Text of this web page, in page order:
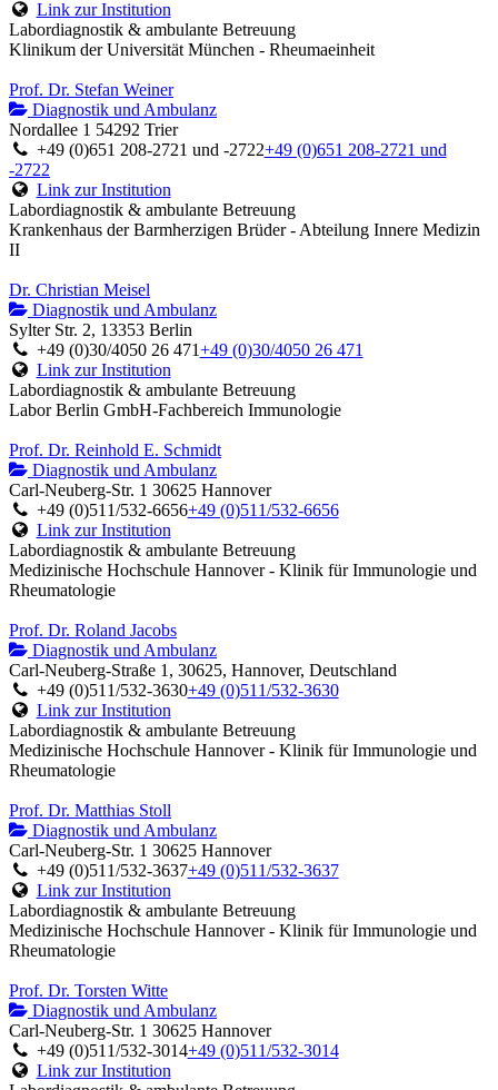
Link zur Institution
Labordiagnostik & ambulante Betreuung
Klinikum der Universität München - Rheumaeinheit
Prof. Dr. Stefan Weiner
Diagnostik und Ambulanz
Nordallee 1 54292 Trier
+49 (0)651 208-2721 und -2722+49 (0)651 208-2721 und
-2722
Link zur Institution
Labordiagnostik & ambulante Betreuung
Krankenhaus der Barmherzigen Brüder - Abteilung Innere Medizin
II
Dr. Christian Meisel
Diagnostik und Ambulanz
Sylter Str. 2, 13353 Berlin
+49 (0)30/4050 26 471+49 (0)30/4050 26 471
Link zur Institution
Labordiagnostik & ambulante Betreuung
Labor Berlin GmbH-Fachbereich Immunologie
Prof. Dr. Reinhold E. Schmidt
Diagnostik und Ambulanz
Carl-Neuberg-Str. 1 30625 Hannover
+49 (0)511/532-6656+49 (0)511/532-6656
Link zur Institution
Labordiagnostik & ambulante Betreuung
Medizinische Hochschule Hannover - Klinik für Immunologie und
Rheumatologie
Prof. Dr. Roland Jacobs
Diagnostik und Ambulanz
Carl-Neuberg-Straße 1, 30625, Hannover, Deutschland
+49 (0)511/532-3630+49 (0)511/532-3630
Link zur Institution
Labordiagnostik & ambulante Betreuung
Medizinische Hochschule Hannover - Klinik für Immunologie und
Rheumatologie
Prof. Dr. Matthias Stoll
Diagnostik und Ambulanz
Carl-Neuberg-Str. 1 30625 Hannover
+49 (0)511/532-3637+49 (0)511/532-3637
Link zur Institution
Labordiagnostik & ambulante Betreuung
Medizinische Hochschule Hannover - Klinik für Immunologie und
Rheumatologie
Prof. Dr. Torsten Witte
Diagnostik und Ambulanz
Carl-Neuberg-Str. 1 30625 Hannover
+49 (0)511/532-3014+49 (0)511/532-3014
Link zur Institution